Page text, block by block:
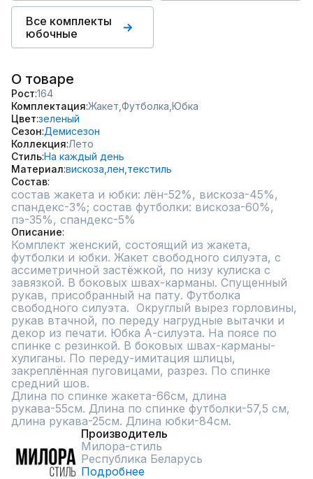
Все комплекты
юбочные
О товаре
Рост 164
Комплектация Жакет, Футболка, Юбка
Цвет зеленый
Сезон Демисезон
Коллекция Лето
СтильНа каждый день
Материал вискоза, лен, текстиль
Состав
состав жакета и юбки: лён-52%, вискоза-45%,
спандекс-3%; состав футболки: вискоза-60%,
Описание
Комплект женский, состоящий из жакета,
футболки и юбки. Жакет свободного силуэта, с
ассиметричной застёжкой, по низу кулиска с
завязкой. В боковых швах-карманы. Спущенный
рукав, присобранный на пату. Футболка
свободного силуэта.  Округлый вырез горловины,
рукав втачной, по переду нагрудные вытачки и
декор из печати. Юбка А-силуэта. На поясе по
спинке с резинкой. В боковых швах-карманы-
хулиганы. По переду-имитация шлицы,
закреплённая пуговицами, разрез. По спинке
средний шов.
Длина по спинке жакета-66см, длина
рукава-55см. Длина по спинке футболки-57,5 см,
длина рукава-25см. Длина юбки-84см.
Производитель
Милора-стиль
Республика Беларусь
Подробнее